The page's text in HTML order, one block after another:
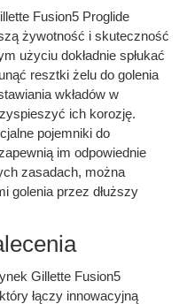
Fusion5 Proglide
żywotność i skuteczność
użyciu dokładnie spłukać
resztki żelu do golenia
wkładów w
ich korozję.
pojemniki do
im odpowiednie
zasadach, można
golenia przez dłuższy
Gillette Fusion5
łączy innowacyjną